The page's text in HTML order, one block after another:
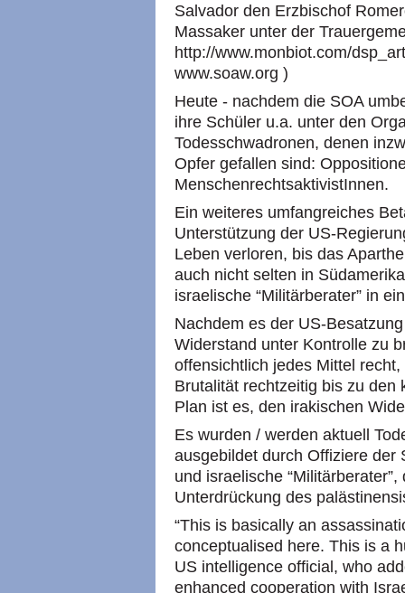
Salvador den Erzbischof
Massaker unter der
http://www.monbiot.com/
www.soaw.org )
Heute - nachdem die SOA
ihre Schüler u.a. unter den
Todesschwadronen, denen
Opfer gefallen sind:
MenschenrechtsaktivistInnen.
Ein weiteres umfangreiches
Unterstützung der US-
Leben verloren, bis das
auch nicht selten in
israelische “Militärberater” in
Nachdem es der US-
Widerstand unter Kontrolle zu
offensichtlich jedes Mittel
Brutalität rechtzeitig bis zu den
Plan ist es, den irakischen
Es wurden / werden aktuell
ausgebildet durch Offiziere der
und israelische
Unterdrückung des
“This is basically an
conceptualised here. This is a
US intelligence official, who
enhanced cooperation with